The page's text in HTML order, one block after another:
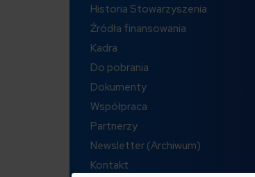
Historia Stowarzyszenia
Źródła finansowania
Kadra
Do pobrania
Dokumenty
Współpraca
Partnerzy
Newsletter (Archiwum)
Kontakt